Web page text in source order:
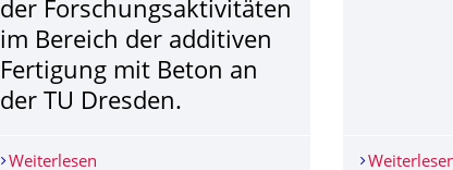
der Forschungsaktivi­täten
im Bereich der additiven
Fertigung mit Beton an
der TU Dresden.
Weiterlesen Am 5. November 2024 fand an der TU